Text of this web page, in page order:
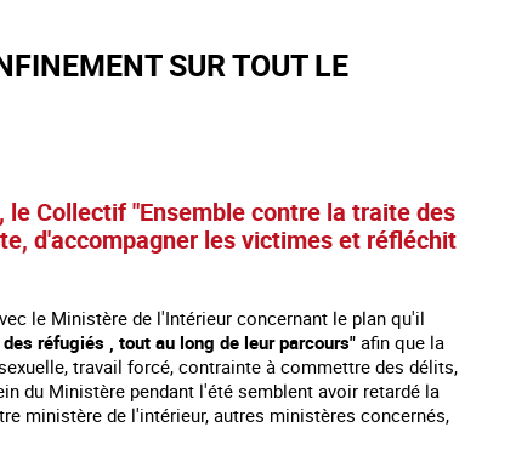
SUR TOUT LE
Collectif "Ensemble contre la traite des
d'accompagner les victimes et réfléchit
le Ministère de l'Intérieur concernant le plan qu'il
réfugiés , tout au long de leur parcours" afin que la
travail forcé, contrainte à commettre des délits,
du Ministère pendant l'été semblent avoir retardé la
ministère de l'intérieur, autres ministères concernés,